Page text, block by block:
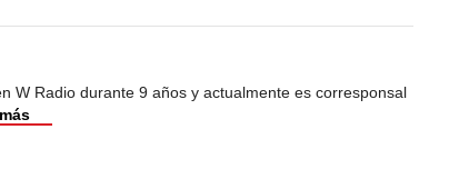
W Radio durante 9 años y actualmente es corresponsal